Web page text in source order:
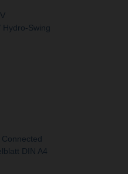
Hydro-Swing
DIN A4